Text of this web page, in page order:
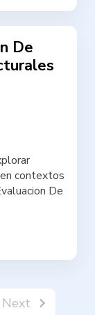
De
contextos
De
Next